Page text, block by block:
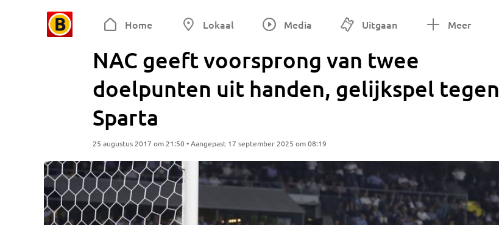
Home Lokaal Media Uitgaan Meer
NAC geeft voorsprong van twee
doelpunten uit handen, gelijkspel tegen
Sparta
25 augustus 2017 om 21:50 • Aangepast 17 september 2025 om 08:19